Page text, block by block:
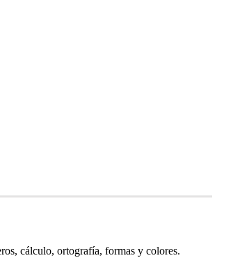
cálculo, ortografía, formas y colores.